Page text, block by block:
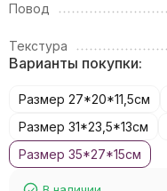
Повод
Текстура
Варианты покупки:
Размер 27*20*11,5см
Размер 31*23,5*13см
Размер 35*27*15см